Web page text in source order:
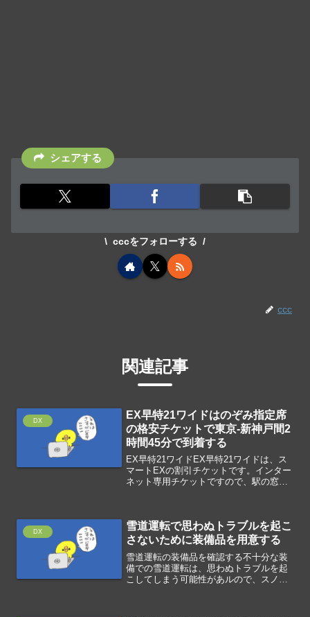
シェアする
cccをフォローする
ccc
関連記事
DX
EX早特21ワイドはのぞみ指定席
の格安チケットで東京-新神戸間2
時間45分で到着する
EX早特21ワイドEX早特21ワイドは、ス
マートEXの割引チケットです。インター
ネット専用チケットですので、駅の窓口
ぞみの普通車指...
DX
雪道運転で思わぬトラブルを起こ
さないために装備品を用意する
雪道運転の装備品を確認する不十分な装
備での雪道運転は、思わぬトラブルを起
こしてしまう可能性があルので、スノー